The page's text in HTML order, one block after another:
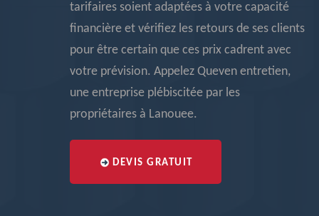
tarifaires soient adaptées à votre capacité
financière et vérifiez les retours de ses clients
pour être certain que ces prix cadrent avec
votre prévision. Appelez Queven entretien,
une entreprise plébiscitée par les
propriétaires à Lanouee.
DEVIS GRATUIT